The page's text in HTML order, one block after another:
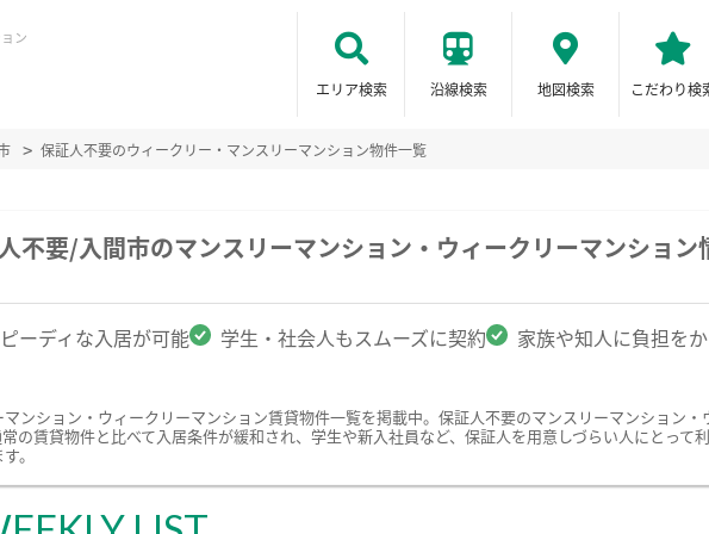
ン
エリア検索 沿線検索 地図検索 こだわり検
保証人不要のウィークリー・マンスリーマンション物件一覧
不要/入間市のマンスリーマンション・ウィークリーマンション
ーディな入居が可能 学生・社会人もスムーズに契約 家族や知人に負担を
ンション・ウィークリーマンション賃貸物件一覧を掲載中。保証人不要のマンスリーマンション
の賃貸物件と比べて入居条件が緩和され、学生や新入社員など、保証人を用意しづらい人にとっ
。